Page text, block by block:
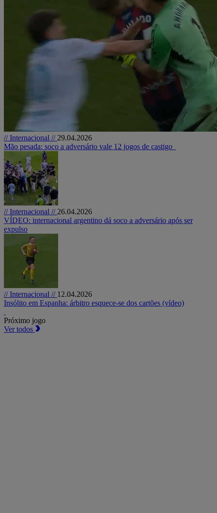
// Internacional // 29.04.2026
Mão pesada: soco a adversário vale 12 jogos de castigo
// Internacional // 26.04.2026
VÍDEO: internacional argentino dá soco a adversário após ser
expulso
// Internacional // 12.04.2026
Insólito em Espanha: árbitro esquece-se dos cartões (vídeo)
Próximo jogo
Ver todos